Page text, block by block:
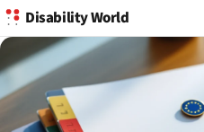
Disability World